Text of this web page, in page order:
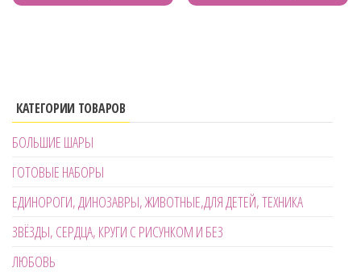
КАТЕГОРИИ ТОВАРОВ
БОЛЬШИЕ ШАРЫ
ГОТОВЫЕ НАБОРЫ
ЕДИНОРОГИ, ДИНОЗАВРЫ, ЖИВОТНЫЕ,ДЛЯ ДЕТЕЙ, ТЕХНИКА
ЗВЁЗДЫ, СЕРДЦА, КРУГИ С РИСУНКОМ И БЕЗ
ЛЮБОВЬ